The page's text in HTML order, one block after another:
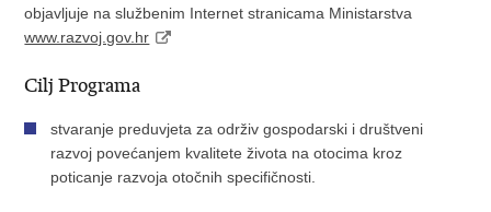
objavljuje na službenim Internet stranicama Ministarstva
www.razvoj.gov.hr
Cilj Programa
stvaranje preduvjeta za održiv gospodarski i društveni
razvoj povećanjem kvalitete života na otocima kroz
poticanje razvoja otočnih specifičnosti.